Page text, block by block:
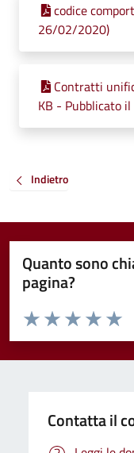
codice
26/02/2020)
Contratti
KB - Pubblicato
Indietro
Quanto sono
pagina?
Valuta da 1 a 5 stelle la
Valuta 4
Valuta 3
Valuta 2 stelle
Valuta 1 stelle su 5
Contatta il